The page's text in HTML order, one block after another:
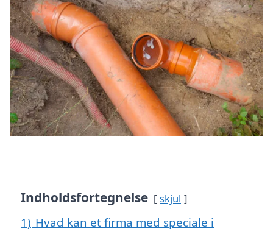
Indholdsfortegnelse skjul
1) Hvad kan et firma med speciale i